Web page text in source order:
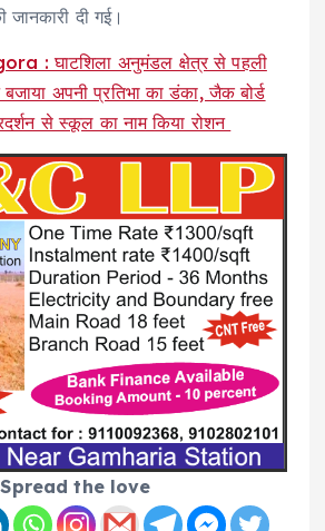
जानकारी दी गई।
: घाटशिला अनुमंडल क्षेत्र से पहली
बजाया अपनी प्रतिभा का डंका, जैक बोर्ड
से स्कूल का नाम किया रोशन
Spread the love